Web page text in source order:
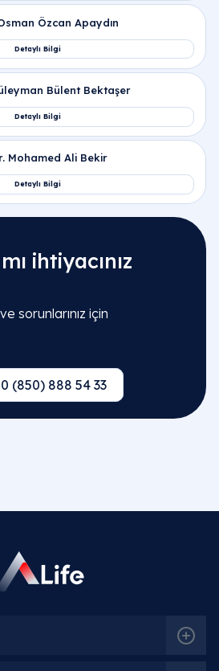
ihtiyacınız
sorunlarınız için
0 (850) 888 54 33